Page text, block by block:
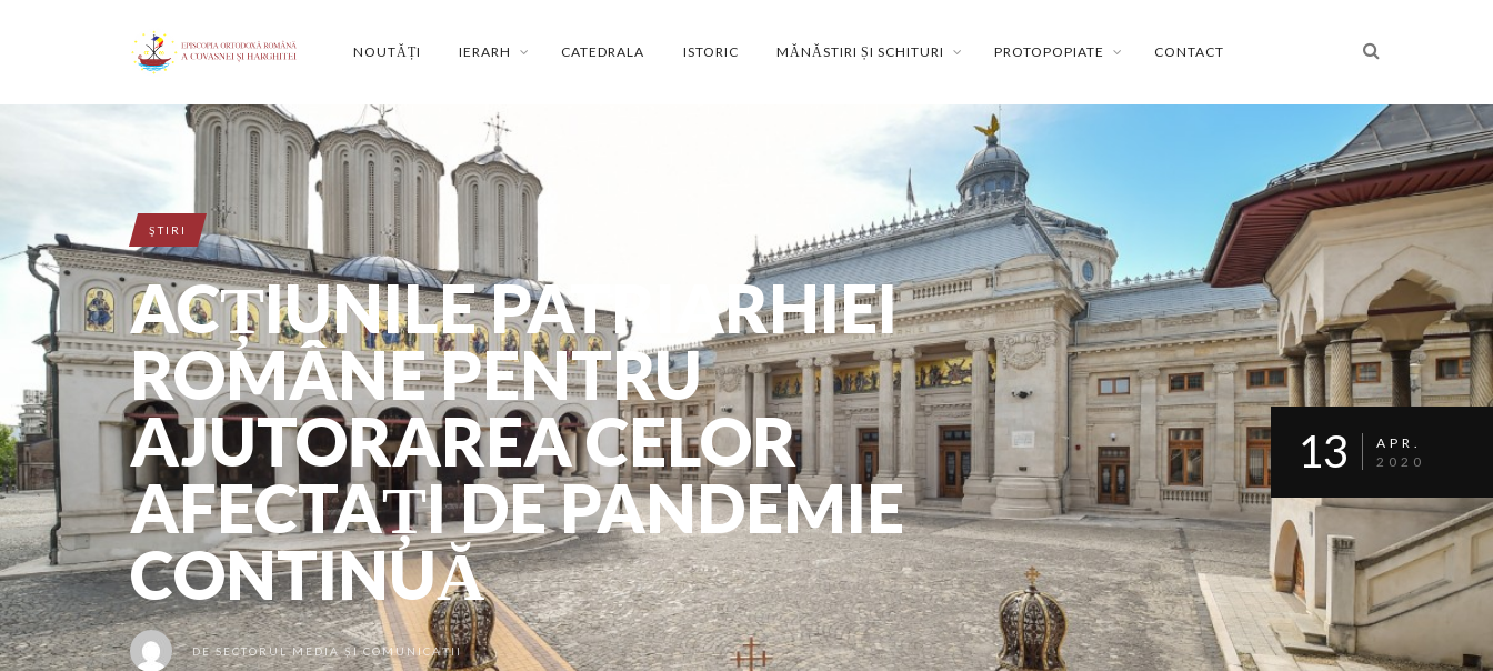
NOUTĂȚI IERARH CATEDRALA ISTORIC MĂNĂSTIRI ȘI SCHITURI PROTOPOPIATE CONTACT
ŞTIRI
ACȚIUNILE PATRIARHIEI
ROMÂNE PENTRU
AJUTORAREA CELOR
AFECTAȚI DE PANDEMIE
CONTINUĂ
DESECTORUL MEDIA ȘI COMUNICAȚII
13
APR.
2020